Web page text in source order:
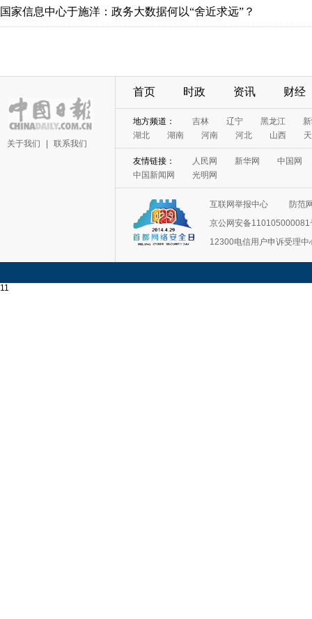
国家信息中心于施洋：政务大数据何以“舍近求远”？
关于我们 联系我们
首页 时政 资讯 财经
地方频道： 吉林 辽宁 黑龙江
湖北
湖南 河南 河北 山西
友情链接： 人民网 新华网
中国网
中国新闻网
光明网
互联网举报中心
防范
京公网安备110105000081
12300电信用户申诉受理中
11